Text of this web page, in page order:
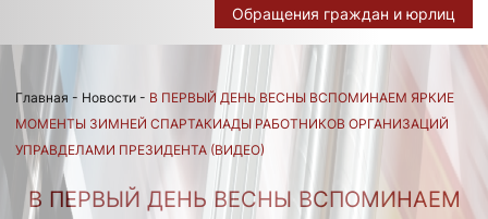
Обращения граждан и юрлиц
Главная - Новости - В ПЕРВЫЙ ДЕНЬ ВЕСНЫ ВСПОМИНАЕМ ЯРКИЕ
МОМЕНТЫ ЗИМНЕЙ СПАРТАКИАДЫ РАБОТНИКОВ ОРГАНИЗАЦИЙ
УПРАВДЕЛАМИ ПРЕЗИДЕНТА (ВИДЕО)
В ПЕРВЫЙ ДЕНЬ ВЕСНЫ ВСПОМИНАЕМ